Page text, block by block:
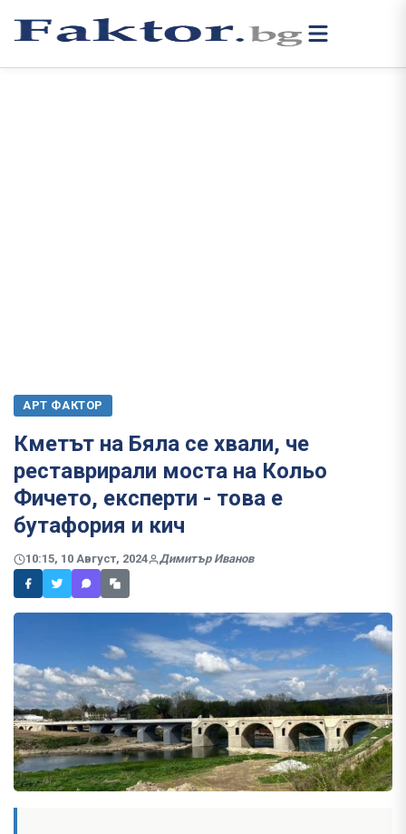
АРТ ФАКТОР
Кметът на Бяла се хвали, че
реставрирали моста на Кольо
Фичето, експерти - това е
бутафория и кич
10:15, 10 Август, 2024 Димитър Иванов